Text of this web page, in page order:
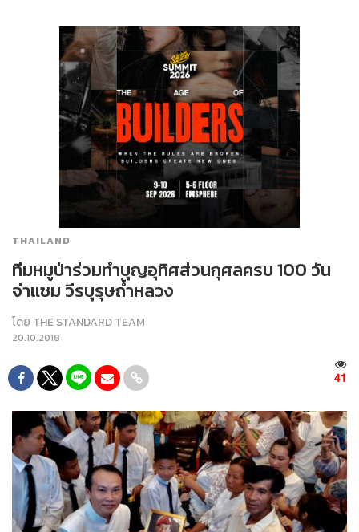
THAILAND
ทีมหมูป่าร่วมทำบุญอุทิศส่วนกุศลครบ 100 วัน
จ่าแซม วีรบุรุษถ้ำหลวง
โดย THE STANDARD TEAM
20.10.2018
41